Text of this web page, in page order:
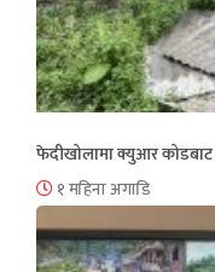
फेदीखोलामा क्युआर कोडबाट
१ महिना अगाडि